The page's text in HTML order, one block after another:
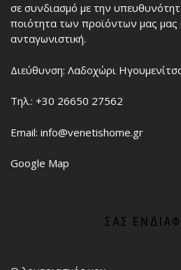
σε συνδιασμό με την
ποιότητα των προϊόντων μας μας
ανταγωνιστική.
Διεύθυνση: Λαδοχώρι
Τηλ.: +30 26650 27562
Email: info@venetishome.gr
Google Map
ΣΑΣ